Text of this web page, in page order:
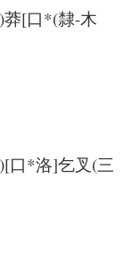
[口*(隸-木
口*洛]乞叉(三